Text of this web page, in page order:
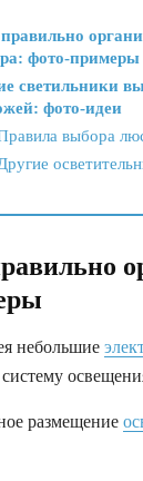
фото-примеры
светильники
фото-идеи
выбора
небольшие
размещение